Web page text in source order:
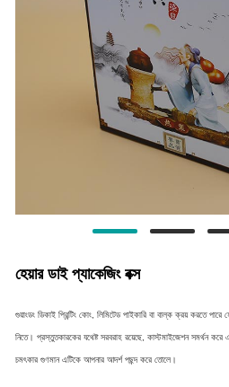
হেয়ার ডাই প্যাকেজিং বক্স
গুয়াংডং ডিকাই প্রিন্টিং কোং, লিমিটেড পাইকারি বা বাল্ক ক্রয় করতে পারে
নিতে। প্রস্তুতকারকের যথেষ্ট সরবরাহ রয়েছে, কাস্টমাইজেশন সমর্থন করে
চমৎকার গুণমান এটিকে আপনার আদর্শ পছন্দ করে তোলে।